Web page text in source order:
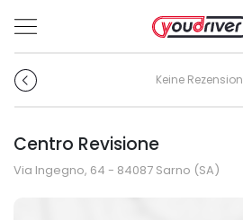
Keine Rezension
Centro Revisione
Via Ingegno, 64 - 84087 Sarno (SA)